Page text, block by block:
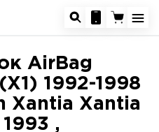
AirBag
1992-1998
Xantia Xantia
,